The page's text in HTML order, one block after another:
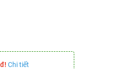
Chi tiết